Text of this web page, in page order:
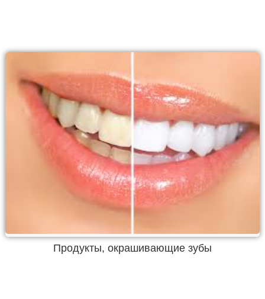
Продукты, окрашивающие зубы